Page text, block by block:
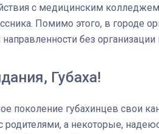
с медицинским
Помимо этого, в городе
без организации
Губаха!
поколение губахинцев свои
родителями, а некоторые,